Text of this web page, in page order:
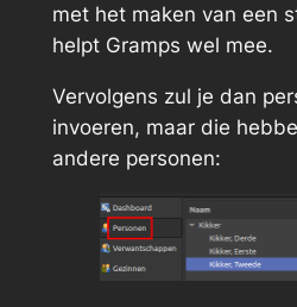
met het maken van een
helpt Gramps wel mee.
Vervolgens zul je dan
invoeren, maar die
andere personen: